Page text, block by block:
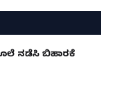
ನಡೆಸಿ ಬಿಹಾರಕ್ಕೆ